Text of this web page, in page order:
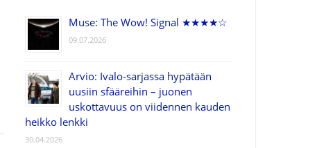
Muse: The Wow! Signal ★★★★☆
09.07.2026
Arvio: Ivalo-sarjassa hypätään
uusiin sfääreihin – juonen
uskottavuus on viidennen kauden
heikko lenkki
30.04.2026